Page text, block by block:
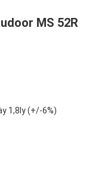
MS 52R
1,8ly (+/-6%)